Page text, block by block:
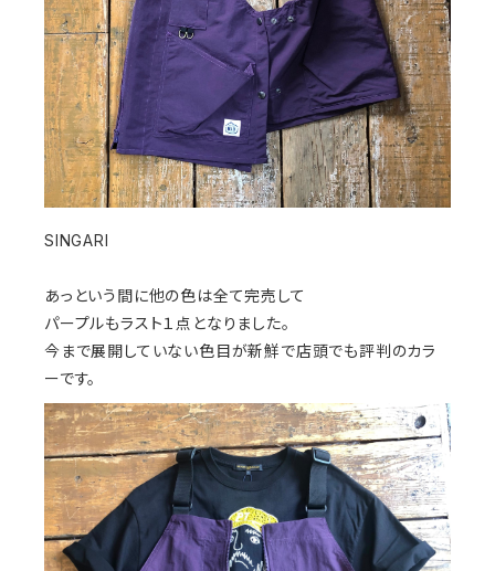
SINGARI
あっという間に他の色は全て完売して
パープルもラスト１点となりました。
今まで展開していない色目が新鮮で店頭でも評判のカラ
ーです。